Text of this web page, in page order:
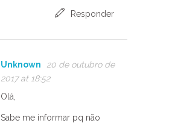
Responder
Unknown
20 de outubro de
2017 at 18:52
Olá,
Sabe me informar pq não